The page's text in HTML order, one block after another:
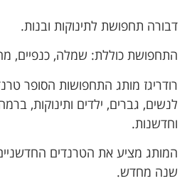
דבורה תחפושת לתינוקות ובנות.
התחפושת כוללת: שמלה, כנפיים,
רודריגז מותג התחפושות הסופר
לנשים, גברים, ילדים ותינוקות,
וחדשנות.
המותג מציע את הטרנדים
שנה מחדש.